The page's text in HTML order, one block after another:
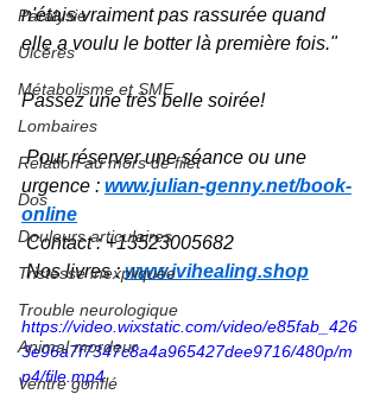
Paralysie
Ulcères
Métabolisme et SME
Lombaires
Relation au mors de filet
Dos
Douleurs articulaires
Tristesse inexpliquée
Trouble neurologique
Animal mordeur
Ventre gonflé
n'étais vraiment pas rassurée quand
elle a voulu le botter là première fois."
Passez une très belle soirée!
Pour réserver une séance ou une
urgence : www.julian-genny.net/book-
online
Contact : +13523005682
Nos livres : www.ivihealing.shop
https://video.wixstatic.com/video/e85fab_426
3e96a7f7347c8a4a965427dee9716/480p/m
p4/file.mp4